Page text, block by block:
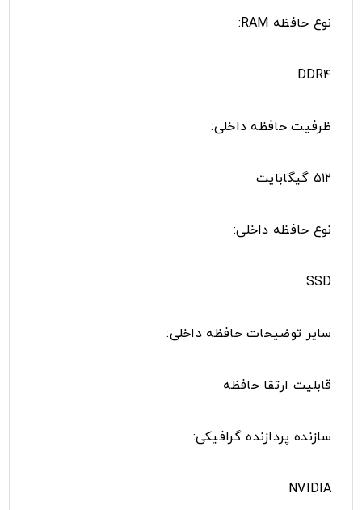
نوع حافظه RAM:
DDR۴
ظرفیت حافظه داخلی:
۵۱۲ گیگابایت
نوع حافظه داخلی:
SSD
سایر توضیحات حافظه داخلی:
قابلیت ارتقا حافظه
سازنده پردازنده گرافیکی:
NVIDIA